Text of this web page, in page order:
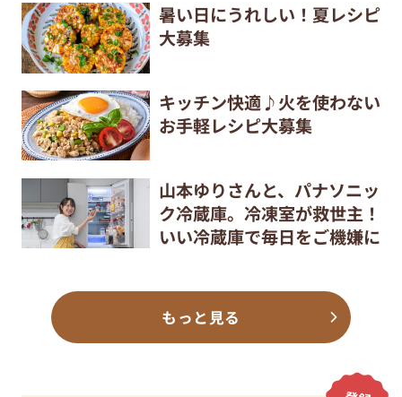
暑い日にうれしい！夏レシピ
大募集
キッチン快適♪火を使わない
お手軽レシピ大募集
山本ゆりさんと、パナソニッ
ク冷蔵庫。冷凍室が救世主！
いい冷蔵庫で毎日をご機嫌に
もっと見る